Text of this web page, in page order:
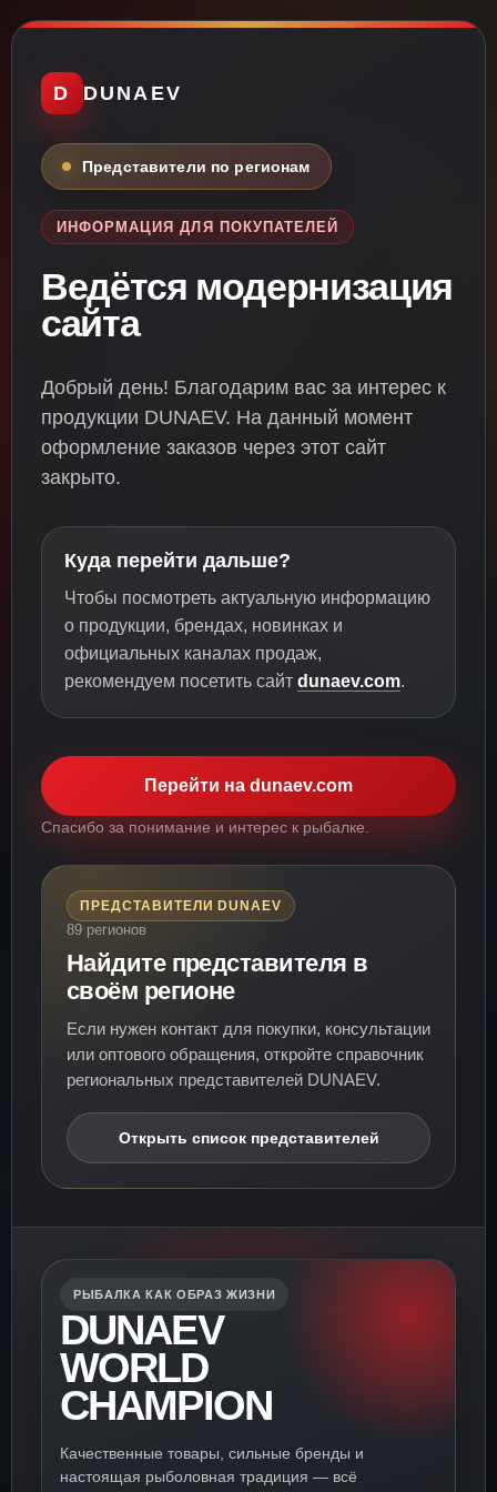
D DUNAEV
Представители по регионам
ИНФОРМАЦИЯ ДЛЯ ПОКУПАТЕЛЕЙ
Ведётся модернизация
сайта
Добрый день! Благодарим вас за интерес к
продукции DUNAEV. На данный момент
оформление заказов через этот сайт
закрыто.
Куда перейти дальше?
Чтобы посмотреть актуальную информацию
о продукции, брендах, новинках и
официальных каналах продаж,
рекомендуем посетить сайт dunaev.com.
Перейти на dunaev.com
Спасибо за понимание и интерес к рыбалке.
ПРЕДСТАВИТЕЛИ DUNAEV
89 регионов
Найдите представителя в
своём регионе
Если нужен контакт для покупки, консультации
или оптового обращения, откройте справочник
региональных представителей DUNAEV.
Открыть список представителей
РЫБАЛКА КАК ОБРАЗ ЖИЗНИ
DUNAEV
WORLD
CHAMPION
Качественные товары, сильные бренды и
настоящая рыболовная традиция — всё